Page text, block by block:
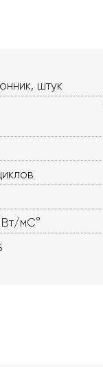
штук
Вт/мС°